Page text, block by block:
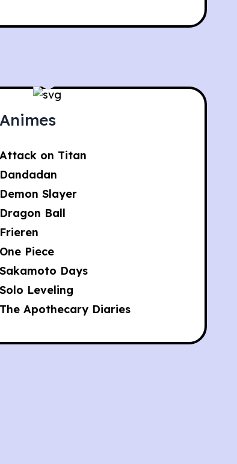
Animes
Attack on Titan
Dandadan
Demon Slayer
Dragon Ball
Frieren
One Piece
Sakamoto Days
Solo Leveling
The Apothecary Diaries